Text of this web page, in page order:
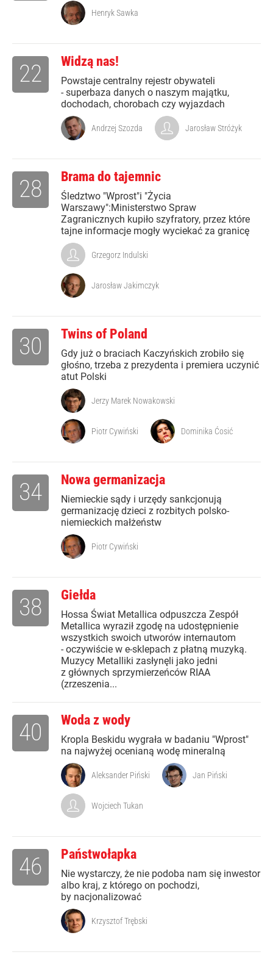
Henryk Sawka
Widzą nas!
Powstaje centralny rejestr obywateli
- superbaza danych o naszym majątku,
dochodach, chorobach czy wyjazdach
22
Andrzej Szozda Jarosław Stróżyk
Brama do tajemnic
Śledztwo "Wprost"i "Życia
Warszawy":Ministerstwo Spraw
Zagranicznych kupiło szyfratory, przez które
tajne informacje mogły wyciekać za granicę
28
Grzegorz Indulski
Jarosław Jakimczyk
Twins of Poland
Gdy już o braciach Kaczyńskich zrobiło się
głośno, trzeba z prezydenta i premiera uczynić
atut Polski
30
Jerzy Marek Nowakowski
Piotr Cywiński Dominika Ćosić
Nowa germanizacja
Niemieckie sądy i urzędy sankcjonują
germanizację dzieci z rozbitych polsko-
niemieckich małżeństw
34
Piotr Cywiński
Giełda
Hossa Świat Metallica odpuszcza Zespół
Metallica wyraził zgodę na udostępnienie
wszystkich swoich utworów internautom
- oczywiście w e-sklepach z płatną muzyką.
Muzycy Metalliki zasłynęli jako jedni
z głównych sprzymierzeńców RIAA
(zrzeszenia...
38
Woda z wody
Kropla Beskidu wygrała w badaniu "Wprost"
na najwyżej ocenianą wodę mineralną
40
Aleksander Piński Jan Piński
Wojciech Tukan
Państwołapka
Nie wystarczy, że nie podoba nam się inwestor
albo kraj, z którego on pochodzi,
by nacjonalizować
46
Krzysztof Trębski